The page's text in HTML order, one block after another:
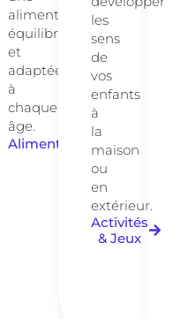
alimentation
équilibrée
et
adaptée
à
chaque
âge.
Alimentation
les
sens
de
vos
enfants
à
la
maison
ou
en
extérieur.
Activités
& Jeux